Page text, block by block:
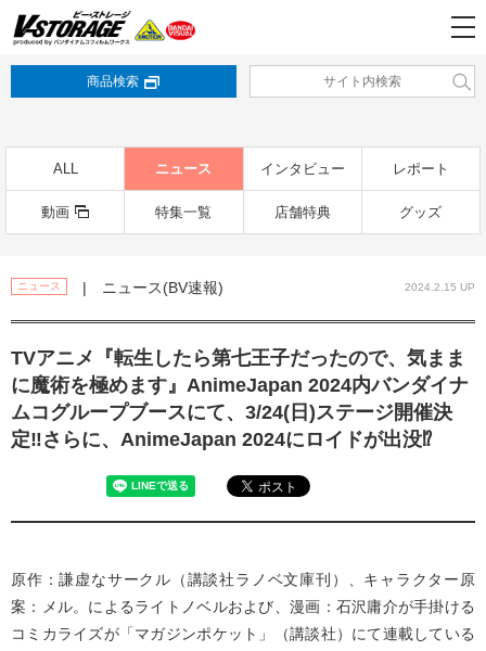
商品検索
ALL ニュース インタビュー レポート
動画 特集一覧 店舗特典 グッズ
ニュース | ニュース(BV速報) 2024.2.15 UP
TVアニメ『転生したら第七王子だったので、気まま
に魔術を極めます』AnimeJapan 2024内バンダイナ
ムコグループブースにて、3/24(日)ステージ開催決
定‼さらに、AnimeJapan 2024にロイドが出没⁉
原作：謙虚なサークル（講談社ラノベ文庫刊）、キャラクター原
案：メル。によるライトノベルおよび、漫画：石沢庸介が手掛ける
コミカライズが「マガジンポケット」（講談社）にて連載している